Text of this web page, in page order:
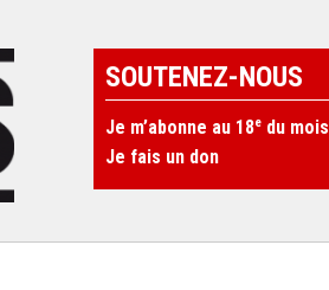
SOUTENEZ-NOUS
Je m’abonne au 18e du mois
Je fais un don